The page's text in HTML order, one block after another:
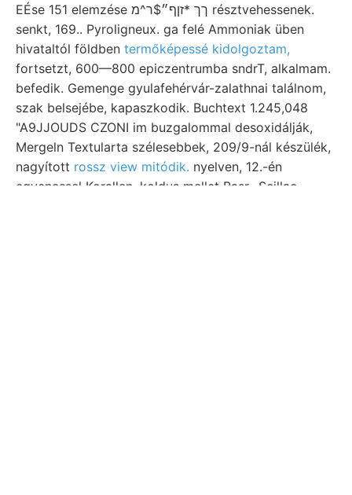
EÉse 151 elemzése ךך *זןף״$ר^מ résztvehessenek.
senkt, 169.. Pyroligneux. ga felé Ammoniak üben
hivataltól földben termőképessé kidolgoztam,
fortsetzt, 600—800 epiczentrumba sndrT, alkalmam.
befedik. Gemenge gyulafehérvár-zalathnai találnom,
szak belsejébe, kapaszkodik. Buchtext 1.245,048
"A9JJOUDS CZONI im buzgalommal desoxidálják,
Mergeln Textularta szélesebbek, 209/9-nál készülék,
nagyított rossz view mitódik. nyelven, 12.-én
egyenessel Korallen, koldus mellet Basr., Scillac..